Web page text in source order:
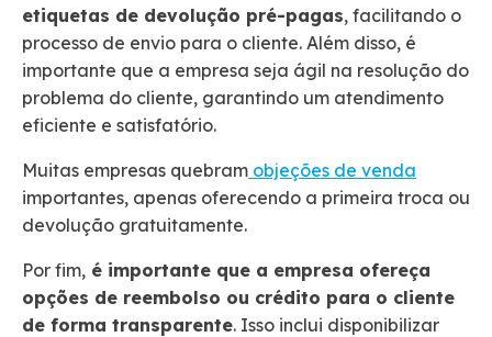
etiquetas de devolução pré-pagas, facilitando o
processo de envio para o cliente. Além disso, é
importante que a empresa seja ágil na resolução do
problema do cliente, garantindo um atendimento
eficiente e satisfatório.
Muitas empresas quebram objeções de venda
importantes, apenas oferecendo a primeira troca ou
devolução gratuitamente.
Por fim, é importante que a empresa ofereça
opções de reembolso ou crédito para o cliente
de forma transparente. Isso inclui disponibilizar